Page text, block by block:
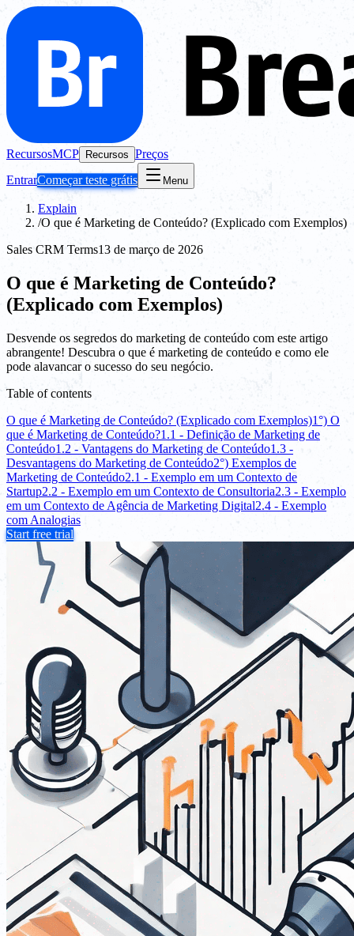
RecursosMCP Recursos Preços
EntrarComeçar teste grátis Menu
Explain
/O que é Marketing de Conteúdo? (Explicado com Exemplos)
Sales CRM Terms13 de março de 2026
O que é Marketing de Conteúdo?
(Explicado com Exemplos)
Desvende os segredos do marketing de conteúdo com este artigo
abrangente! Descubra o que é marketing de conteúdo e como ele
pode alavancar o sucesso do seu negócio.
Table of contents
O que é Marketing de Conteúdo? (Explicado com Exemplos)1°) O
que é Marketing de Conteúdo?1.1 - Definição de Marketing de
Conteúdo1.2 - Vantagens do Marketing de Conteúdo1.3 -
Desvantagens do Marketing de Conteúdo2°) Exemplos de
Marketing de Conteúdo2.1 - Exemplo em um Contexto de
Startup2.2 - Exemplo em um Contexto de Consultoria2.3 - Exemplo
em um Contexto de Agência de Marketing Digital2.4 - Exemplo
com Analogias
Start free trial